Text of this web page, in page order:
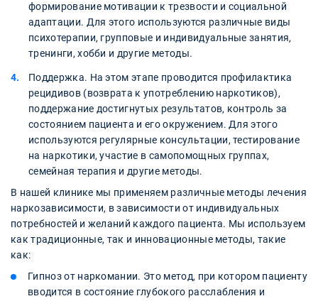
формирование мотивации к трезвости и социальной
адаптации. Для этого используются различные виды
психотерапии, групповые и индивидуальные занятия,
тренинги, хобби и другие методы.
Поддержка. На этом этапе проводится профилактика
рецидивов (возврата к употреблению наркотиков),
поддержание достигнутых результатов, контроль за
состоянием пациента и его окружением. Для этого
используются регулярные консультации, тестирование
на наркотики, участие в самопомощных группах,
семейная терапия и другие методы.
В нашей клинике мы применяем различные методы лечения
наркозависимости, в зависимости от индивидуальных
потребностей и желаний каждого пациента. Мы используем
как традиционные, так и инновационные методы, такие
как:
Гипноз от наркомании. Это метод, при котором пациенту
вводится в состояние глубокого расслабления и